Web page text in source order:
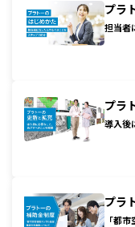
プラ
担当者
プラ
導入後
プラ
「都